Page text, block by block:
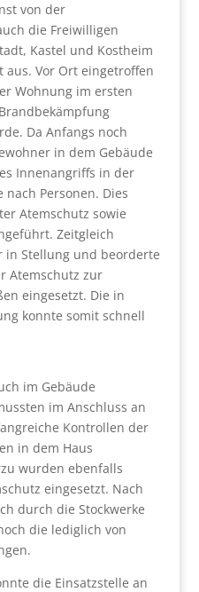
von der
die Freiwilligen
Kastel und Kostheim
aus. Vor Ort eingetroffen
Wohnung im ersten
Da Anfangs noch
in dem Gebäude
Innenangriffs in der
nach Personen. Dies
Atemschutz sowie
Zeitgleich
in Stellung und beorderte
Atemschutz zur
eingesetzt. Die in
konnte somit schnell
im Gebäude
im Anschluss an
Kontrollen der
in dem Haus
wurden ebenfalls
eingesetzt. Nach
durch die Stockwerke
die lediglich von
die Einsatzstelle an